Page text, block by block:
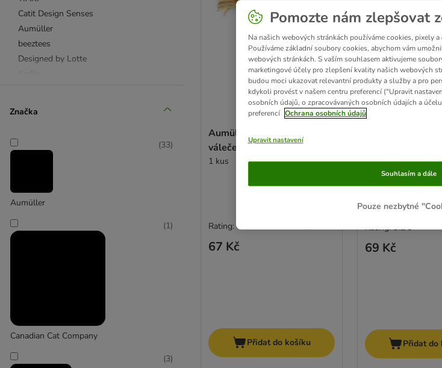
Catit Design Senses
Aumüller
beeztees
Designed by Lotte
Míčky
Škrabací hračky
Značka
Aumüller
(33)
Canadian Cat Company
(1)
(3)
Aumüller dentální hračka
váleček z aktinidie stříbrné
1 kus
67 Kč
Rating: 4.3/5
Přidat do košíku
10 tyčinek
69 Kč
Rating: 3.8/5
Přidat do
Pomozte nám zlepšovat
Na našich webových stránkách používáme cookies, pixely
Používáme základní soubory cookies, abychom vám
webových stránkách. S vaším souhlasem aktivujeme
marketingové účely pro zlepšení kvality našich webových
budou moci ukazovat relevantní produkty a služby a pro
kdykoli provést v našem centru preferencí ("Upravit
osobních údajů, o zpracovávaných osobních údajích a
preferencí Ochrana osobních údajů
Upravit nastavení
Pouze nezbytné
Souhlasím a dále